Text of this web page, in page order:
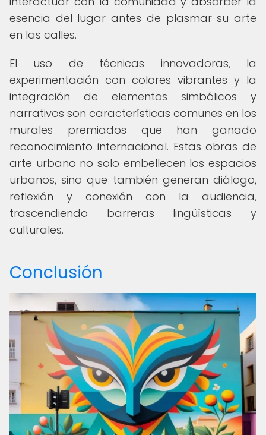
esencia del lugar antes de plasmar su arte
en las calles.
El uso de técnicas innovadoras, la
experimentación con colores vibrantes y la
integración de elementos simbólicos y
narrativos son características comunes en los
murales premiados que han ganado
reconocimiento internacional. Estas obras de
arte urbano no solo embellecen los espacios
urbanos, sino que también generan diálogo,
reflexión y conexión con la audiencia,
trascendiendo barreras lingüísticas y
culturales.
Conclusión